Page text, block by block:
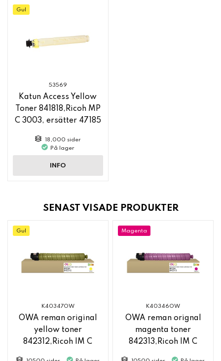
Gul
53569
Katun Access Yellow
Toner 841818,Ricoh MP
C 3003, ersätter 47185
18,000 sider
På lager
INFO
SENAST VISADE PRODUKTER
Gul
K40347OW
OWA reman original
yellow toner
842312,Ricoh IM C
Magenta
K40346OW
OWA reman orignal
magenta toner
842313,Ricoh IM C